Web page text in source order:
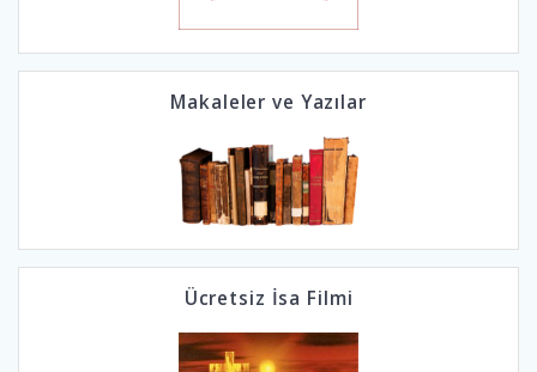
Makaleler ve Yazılar
Ücretsiz İsa Filmi